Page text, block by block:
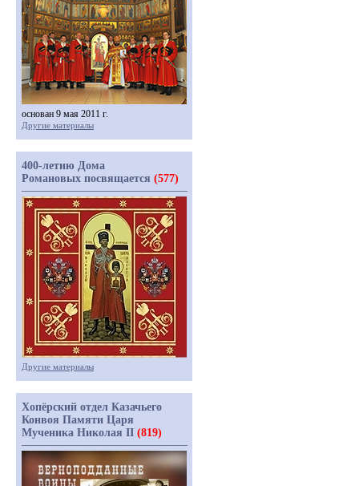
основан 9 мая 2011 г.
Другие материалы
400-летию Дома
Романовых посвящается (577)
Другие материалы
Хопёрский отдел Казачьего
Конвоя Памяти Царя
Мученика Николая II (819)